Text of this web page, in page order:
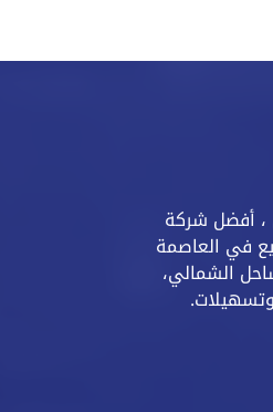
، أفضل شركة
في العاصمة
الشمالي،